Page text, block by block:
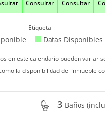
Consultar Consultar
Etiqueta
Datas Disponibles
en este calendario pueden variar
la disponibilidad del inmueble
3 Baños